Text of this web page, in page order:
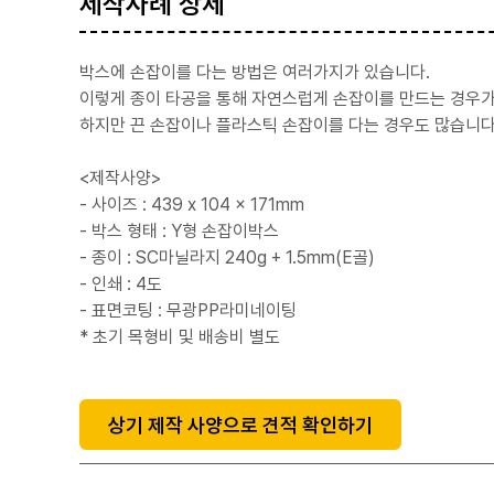
박스에 손잡이를 다는 방법은 여러가지가 있습니다.
이렇게 종이 타공을 통해 자연스럽게 손잡이를 만드는 경우
하지만 끈 손잡이나 플라스틱 손잡이를 다는 경우도 많습니
<제작사양>
- 사이즈 : 439 x 104 x 171mm
- 박스 형태 : Y형 손잡이박스
- 종이 : SC마닐라지 240g + 1.5mm(E골)
- 인쇄 : 4도
- 표면코팅 : 무광PP라미네이팅
* 초기 목형비 및 배송비 별도
상기 제작 사양으로 견적 확인하기